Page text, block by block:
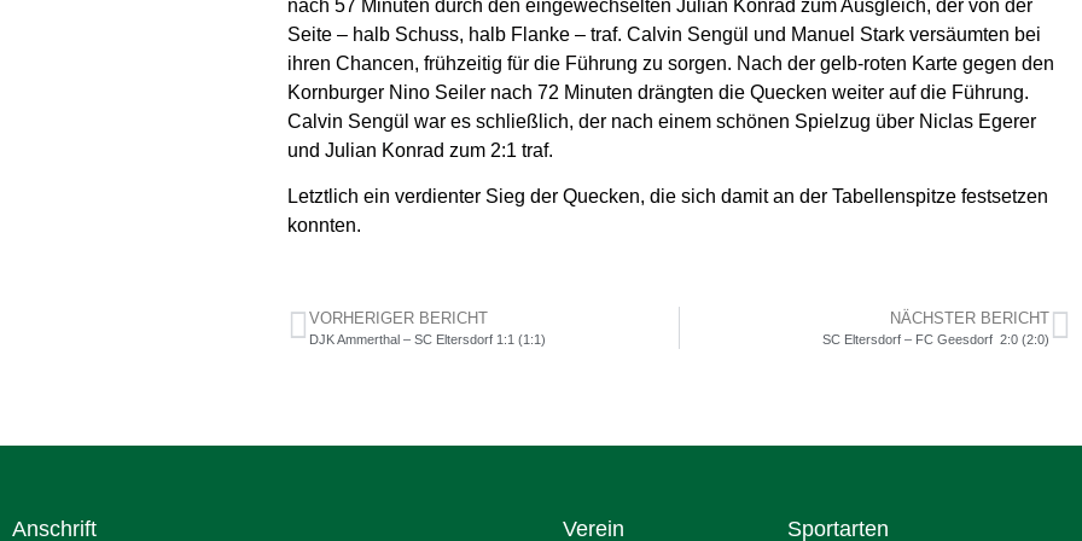
nach 57 Minuten durch den eingewechselten Julian Konrad zum Ausgleich, der von der
Seite – halb Schuss, halb Flanke – traf. Calvin Sengül und Manuel Stark versäumten bei
ihren Chancen, frühzeitig für die Führung zu sorgen. Nach der gelb-roten Karte gegen den
Kornburger Nino Seiler nach 72 Minuten drängten die Quecken weiter auf die Führung.
Calvin Sengül war es schließlich, der nach einem schönen Spielzug über Niclas Egerer
und Julian Konrad zum 2:1 traf.
Letztlich ein verdienter Sieg der Quecken, die sich damit an der Tabellenspitze festsetzen
konnten.
VORHERIGER BERICHT
DJK Ammerthal – SC Eltersdorf 1:1 (1:1)
NÄCHSTER BERICHT
SC Eltersdorf – FC Geesdorf 2:0 (2:0)
Anschrift Verein Sportarten